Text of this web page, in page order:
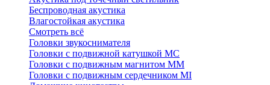
Беспроводная акустика
Влагостойкая акустика
Смотреть всё
Головки звукоснимателя
Головки с подвижной катушкой MC
Головки с подвижным магнитом ММ
Головки с подвижным сердечником MI